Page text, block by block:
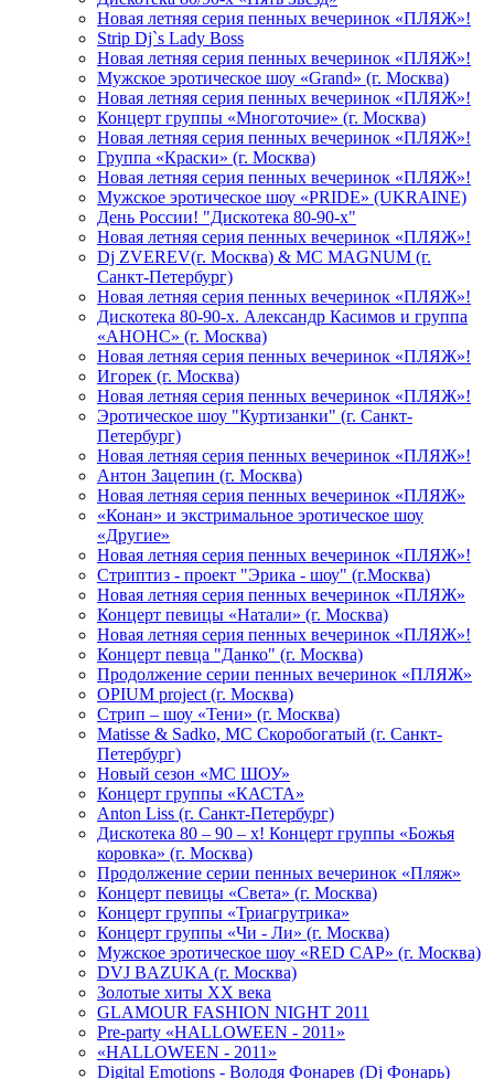
Новая летняя серия пенных вечеринок «ПЛЯЖ»!
Strip Dj`s Lady Boss
Новая летняя серия пенных вечеринок «ПЛЯЖ»!
Мужское эротическое шоу «Grand» (г. Москва)
Новая летняя серия пенных вечеринок «ПЛЯЖ»!
Концерт группы «Многоточие» (г. Москва)
Новая летняя серия пенных вечеринок «ПЛЯЖ»!
Группа «Краски» (г. Москва)
Новая летняя серия пенных вечеринок «ПЛЯЖ»!
Мужское эротическое шоу «PRIDE» (UKRAINE)
День России! "Дискотека 80-90-х"
Новая летняя серия пенных вечеринок «ПЛЯЖ»!
Dj ZVEREV(г. Москва) & MC MAGNUM (г.
Санкт-Петербург)
Новая летняя серия пенных вечеринок «ПЛЯЖ»!
Дискотека 80-90-х. Александр Касимов и группа
«АНОНС» (г. Москва)
Новая летняя серия пенных вечеринок «ПЛЯЖ»!
Игорек (г. Москва)
Новая летняя серия пенных вечеринок «ПЛЯЖ»!
Эротическое шоу "Куртизанки" (г. Санкт-
Петербург)
Новая летняя серия пенных вечеринок «ПЛЯЖ»!
Антон Зацепин (г. Москва)
Новая летняя серия пенных вечеринок «ПЛЯЖ»
«Конан» и экстримальное эротическое шоу
«Другие»
Новая летняя серия пенных вечеринок «ПЛЯЖ»!
Стриптиз - проект "Эрика - шоу" (г.Москва)
Новая летняя серия пенных вечеринок «ПЛЯЖ»
Концерт певицы «Натали» (г. Москва)
Новая летняя серия пенных вечеринок «ПЛЯЖ»!
Концерт певца "Данко" (г. Москва)
Продолжение серии пенных вечеринок «ПЛЯЖ»
OPIUM project (г. Москва)
Стрип – шоу «Тени» (г. Москва)
Matissе & Sadko, MC Скоробогатый (г. Санкт-
Петербург)
Новый сезон «МС ШОУ»
Концерт группы «КАСТА»
Anton Liss (г. Санкт-Петербург)
Дискотека 80 – 90 – х! Концерт группы «Божья
коровка» (г. Москва)
Продолжение серии пенных вечеринок «Пляж»
Концерт певицы «Света» (г. Москва)
Концерт группы «Триагрутрика»
Концерт группы «Чи - Ли» (г. Москва)
Мужское эротическое шоу «RED CAP» (г. Москва)
DVJ BAZUKA (г. Москва)
Золотые хиты XX века
GLAMOUR FASHION NIGHT 2011
Pre-party «HALLOWEEN - 2011»
«HALLOWEEN - 2011»
Digital Emotions - Володя Фонарев (Dj Фонарь)